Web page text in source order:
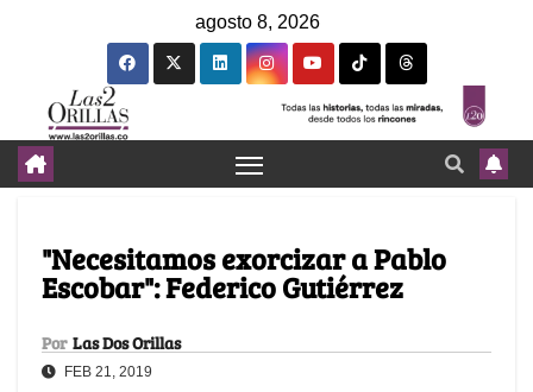
agosto 8, 2026
"Necesitamos exorcizar a Pablo
Escobar": Federico Gutiérrez
Por Las Dos Orillas
FEB 21, 2019